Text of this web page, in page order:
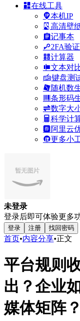
在线工具
本机IP
高清壁
记事本
2FA验
计算器
文本对
键盘测
随机数
条形码
数字大
科学计
阿里云
更多小
未登录
登录后即可体验更多
登录 注册 找回密码
首页•内容分享•正文
平台规则
出？企业
媒体矩阵